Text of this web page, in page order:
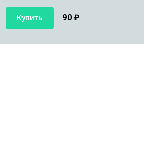
Купить 90 ₽